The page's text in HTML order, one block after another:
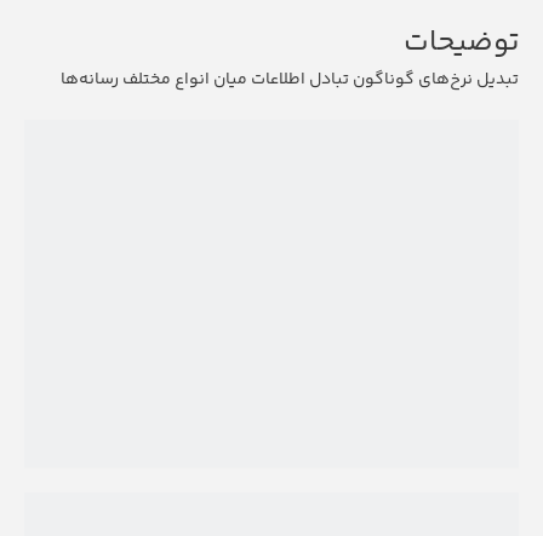
توضیحات
تبدیل نرخ‌های گوناگون تبادل اطلاعات میان انواع مختلف رسانه‌ها